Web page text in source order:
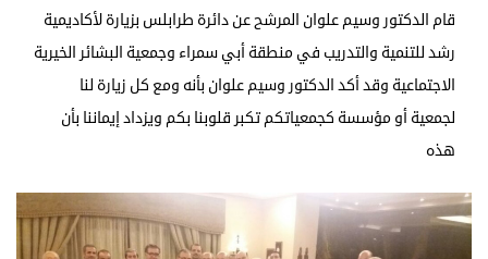
قام الدكتور وسيم علوان المرشح عن دائرة طرابلس بزيارة لأكاديمية
رشد للتنمية والتدريب في منطقة أبي سمراء وجمعية البشائر الخيرية
الاجتماعية وقد أكد الدكتور وسيم علوان بأنه ومع كل زيارة لنا
لجمعية أو مؤسسة كجمعياتكم تكبر قلوبنا بكم ويزداد إيماننا بأن
هذه